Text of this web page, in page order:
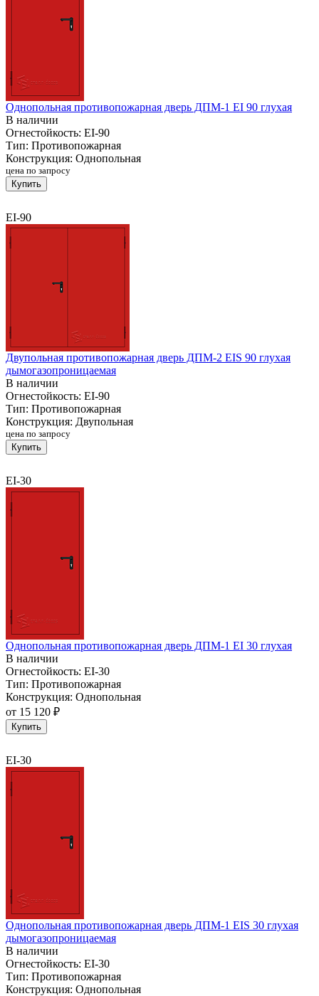
Однопольная противопожарная дверь ДПМ-1 EI 90 глухая
В наличии
Огнестойкость: EI-90
Тип: Противопожарная
Конструкция: Однопольная
цена по запросу
Купить
EI-90
Двупольная противопожарная дверь ДПМ-2 EIS 90 глухая
дымогазопроницаемая
В наличии
Огнестойкость: EI-90
Тип: Противопожарная
Конструкция: Двупольная
цена по запросу
Купить
EI-30
Однопольная противопожарная дверь ДПМ-1 EI 30 глухая
В наличии
Огнестойкость: EI-30
Тип: Противопожарная
Конструкция: Однопольная
от 15 120 ₽
Купить
EI-30
Однопольная противопожарная дверь ДПМ-1 EIS 30 глухая
дымогазопроницаемая
В наличии
Огнестойкость: EI-30
Тип: Противопожарная
Конструкция: Однопольная